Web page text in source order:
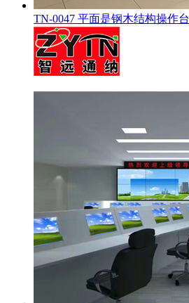
TN-0047 平面是钢木结构操作台